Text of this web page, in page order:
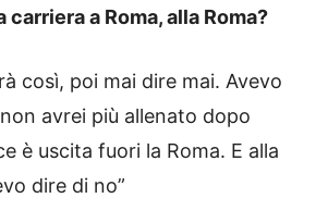
carriera a Roma, alla Roma?
così, poi mai dire mai. Avevo
avrei più allenato dopo
è uscita fuori la Roma. E alla
dire di no”